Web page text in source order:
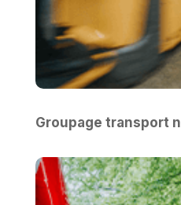
Groupage transport